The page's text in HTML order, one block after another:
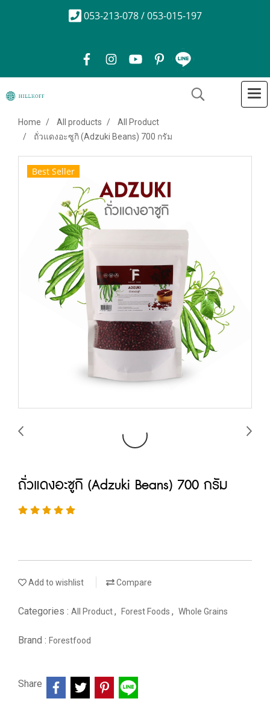
053-213-078 / 053-015-197
Home All products
All Product
ถั่วแดงอะซูกิ (Adzuki Beans) 700 กรัม
Best Seller
ถั่วแดงอะซูกิ (Adzuki Beans) 700 กรัม
Add to wishlist Compare
Categories : All Product, Forest Foods , Whole Grains
Brand : Forestfood
Share